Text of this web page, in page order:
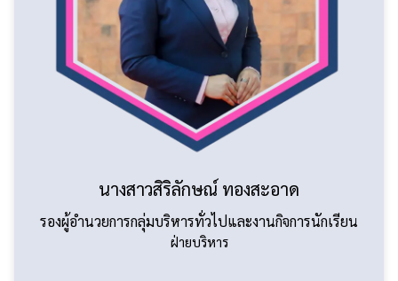
นางสาวสิริลักษณ์ ทองสะอาด
รองผู้อำนวยการกลุ่มบริหารทั่วไปและงานกิจการนักเรียน
ฝ่ายบริหาร